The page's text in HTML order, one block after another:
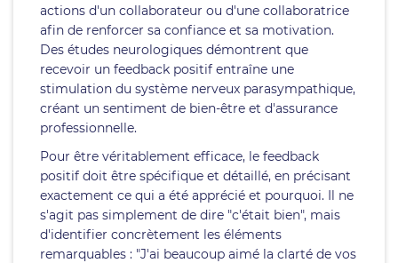
actions d'un collaborateur ou d'une collaboratrice
afin de renforcer sa confiance et sa motivation.
Des études neurologiques démontrent que
recevoir un feedback positif entraîne une
stimulation du système nerveux parasympathique,
créant un sentiment de bien-être et d'assurance
professionnelle.
Pour être véritablement efficace, le feedback
positif doit être spécifique et détaillé, en précisant
exactement ce qui a été apprécié et pourquoi. Il ne
s'agit pas simplement de dire "c'était bien", mais
d'identifier concrètement les éléments
remarquables : "J'ai beaucoup aimé la clarté de vos